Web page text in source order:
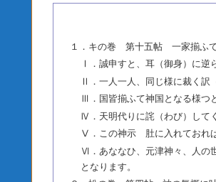
１．キの巻 第十五帖 一家揃ふて
Ⅰ．誠申すと、耳（御身）に逆
Ⅱ．一人一人、同じ様に裁く訳
Ⅲ．国皆揃ふて神国となる様つ
Ⅳ．天明代りに詫（わび）して
Ⅴ．この神示 肚に入れておれ
Ⅵ．あななひ、元津神々、人の
となります。